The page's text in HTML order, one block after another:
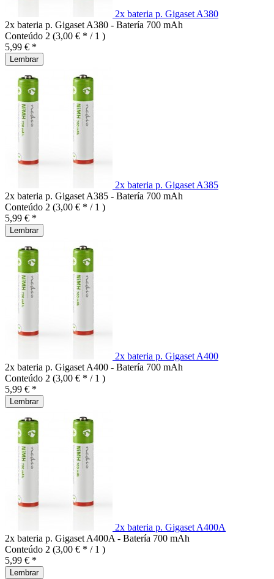
2x bateria p. Gigaset A380
2x bateria p. Gigaset A380 - Batería 700 mAh
Conteúdo 2 (3,00 € * / 1 )
5,99 € *
Lembrar
2x bateria p. Gigaset A385
2x bateria p. Gigaset A385 - Batería 700 mAh
Conteúdo 2 (3,00 € * / 1 )
5,99 € *
Lembrar
2x bateria p. Gigaset A400
2x bateria p. Gigaset A400 - Batería 700 mAh
Conteúdo 2 (3,00 € * / 1 )
5,99 € *
Lembrar
2x bateria p. Gigaset A400A
2x bateria p. Gigaset A400A - Batería 700 mAh
Conteúdo 2 (3,00 € * / 1 )
5,99 € *
Lembrar